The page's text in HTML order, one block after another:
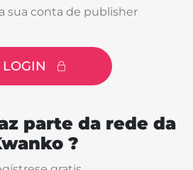
sua conta de publisher
LOGIN
parte da rede da
?